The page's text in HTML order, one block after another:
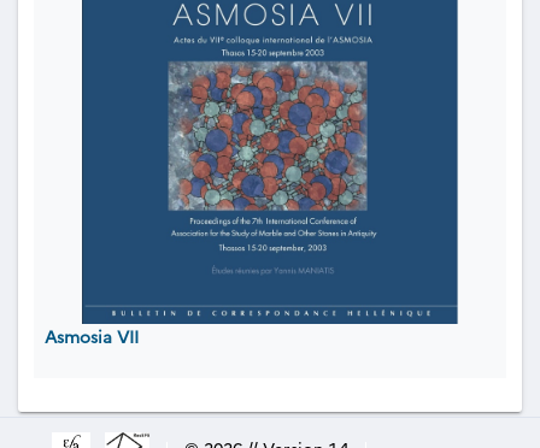
Asmosia VII